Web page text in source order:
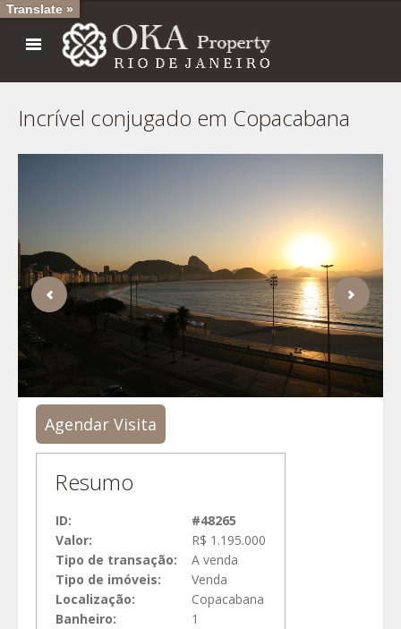
Incrível conjugado em Copacabana
Agendar Visita
Resumo
ID:
#48265
Valor:
R$ 1.195.000
Tipo de transação:
A venda
Tipo de imóveis:
Venda
Localização:
Copacabana
Banheiro:
1
Translate »